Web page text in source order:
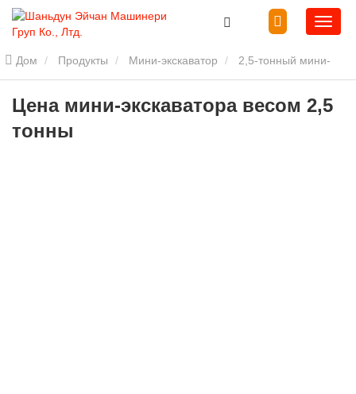
Дом Продукты Мини-экскаватор 2,5-тонный мини-
экскаватор
Цена мини-экскаватора весом 2,5
тонны